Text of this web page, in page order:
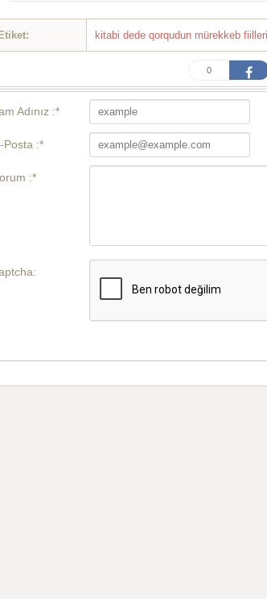
Etiket: kitabi dede qorqudun mürekkeb fiilleri
0
Adınız :*
Posta :*
:*